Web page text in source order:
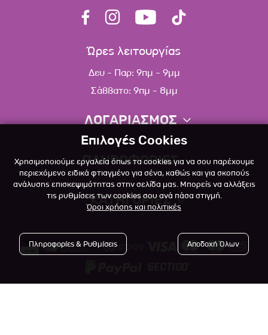
Ώρες λειτουργίας
Δευ - Παρ: 9πμ - 9μμ
Σάββατο: 9πμ - 8μμ
ΛΟΓΑΡΙΑΣΜΟΣ
Πληροφορίες λογαριασμού
Λίστα αγαπημένων
Πολιτική επιστροφών
ΠΛΗΡΟΦΟΡΙΕΣ
Σχετικά
Επικοινωνία
Blog
Όροι Χρήσης
Πολιτική Απορρήτου
ΚΑΤΗΓΟΡΙΕΣ
Επιλογές Cookies
Χρησιμοποιούμε εργαλεία όπως τα cookies για να σου παρέχουμε
περιεχόμενο ειδικά φτιαγμένο για σένα, καθώς και για σκοπούς
ανάλυσης επισκεψιμότητας στην σελίδα μας. Μπορείς να αλλάξεις
τις ρυθμίσεις των cookies σου ανά πάσα στιγμή.
Όροι χρήσης και πολιτικές
Πληροφορίες & Ρυθμίσεις Αποδοχή Όλων